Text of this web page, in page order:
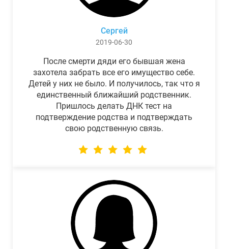
Сергей
2019-06-30
После смерти дяди его бывшая жена
захотела забрать все его имущество себе.
Детей у них не было. И получилось, так что я
единственный ближайший родственник.
Пришлось делать ДНК тест на
подтверждение родства и подтверждать
свою родственную связь.